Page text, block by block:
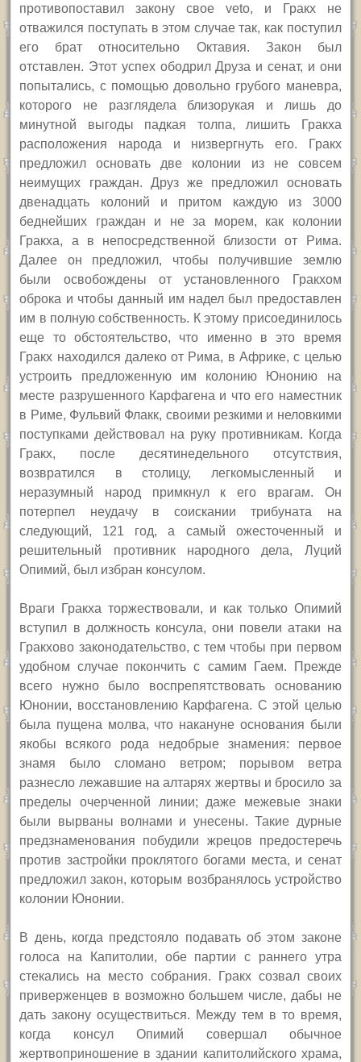
противопоставил закону свое veto, и Гракх не
отважился поступать в этом случае так, как поступил
его брат относительно Октавия. Закон был
отставлен. Этот успех ободрил Друза и сенат, и они
попытались, с помощью довольно грубого маневра,
которого не разглядела близорукая и лишь до
минутной выгоды падкая толпа, лишить Гракха
расположения народа и низвергнуть его. Гракх
предложил основать две колонии из не совсем
неимущих граждан. Друз же предложил основать
двенадцать колоний и притом каждую из 3000
беднейших граждан и не за морем, как колонии
Гракха, а в непосредственной близости от Рима.
Далее он предложил, чтобы получившие землю
были освобождены от установленного Гракхом
оброка и чтобы данный им надел был предоставлен
им в полную собственность. К этому присоединилось
еще то обстоятельство, что именно в это время
Гракх находился далеко от Рима, в Африке, с целью
устроить предложенную им колонию Юнонию на
месте разрушенного Карфагена и что его наместник
в Риме, Фульвий Флакк, своими резкими и неловкими
поступками действовал на руку противникам. Когда
Гракх, после десятинедельного отсутствия,
возвратился в столицу, легкомысленный и
неразумный народ примкнул к его врагам. Он
потерпел неудачу в соискании трибуната на
следующий, 121 год, а самый ожесточенный и
решительный противник народного дела, Луций
Опимий, был избран консулом.
Враги Гракха торжествовали, и как только Опимий
вступил в должность консула, они повели атаки на
Гракхово законодательство, с тем чтобы при первом
удобном случае покончить с самим Гаем. Прежде
всего нужно было воспрепятствовать основанию
Юнонии, восстановлению Карфагена. С этой целью
была пущена молва, что накануне основания были
якобы всякого рода недобрые знамения: первое
знамя было сломано ветром; порывом ветра
разнесло лежавшие на алтарях жертвы и бросило за
пределы очерченной линии; даже межевые знаки
были вырваны волнами и унесены. Такие дурные
предзнаменования побудили жрецов предостеречь
против застройки проклятого богами места, и сенат
предложил закон, которым возбранялось устройство
колонии Юнонии.
В день, когда предстояло подавать об этом законе
голоса на Капитолии, обе партии с раннего утра
стекались на место собрания. Гракх созвал своих
приверженцев в возможно большем числе, дабы не
дать закону осуществиться. Между тем в то время,
когда консул Опимий совершал обычное
жертвоприношение в здании капитолийского храма,